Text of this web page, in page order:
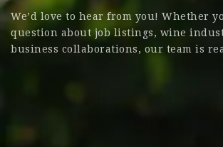
We’d love to hear from you! Whether
question about job listings, wine
business collaborations, our team is